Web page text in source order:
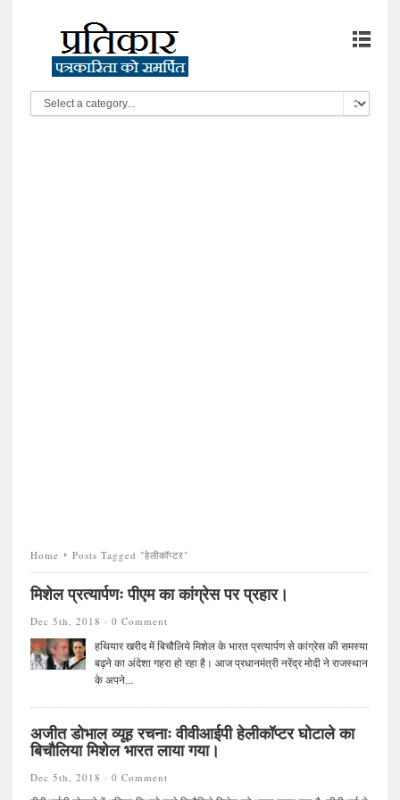
Home Posts Tagged "हेलीकॉप्टर"
मिशेल प्रत्यार्पणः पीएम का कांग्रेस पर प्रहार।
Dec 5th, 2018 · 0 Comment
हथियार खरीद में बिचौलिये मिशेल के भारत प्रत्यार्पण से कांग्रेस की समस्या
बढ़ने का अंदेशा गहरा हो रहा है। आज प्रधानमंत्री नरेंद्र मोदी ने राजस्थान
के अपने...
अजीत डोभाल व्यूह रचनाः वीवीआईपी हेलीकॉप्टर घोटाले का
बिचौलिया मिशेल भारत लाया गया।
Dec 5th, 2018 · 0 Comment